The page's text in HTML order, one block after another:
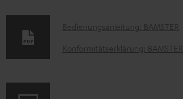
D
o
Bedienungsanleitung: BAMSTER
Konformitätserklärung: BAMSTER